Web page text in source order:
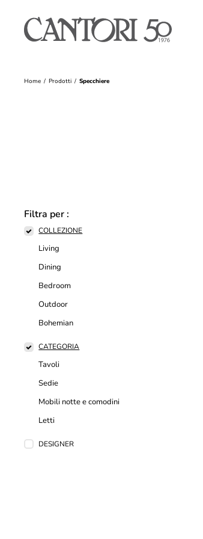
Home Prodotti Specchiere
Filtra per :
COLLEZIONE
Living
Dining
Bedroom
Outdoor
Bohemian
CATEGORIA
Tavoli
Sedie
Mobili notte e comodini
Letti
DESIGNER